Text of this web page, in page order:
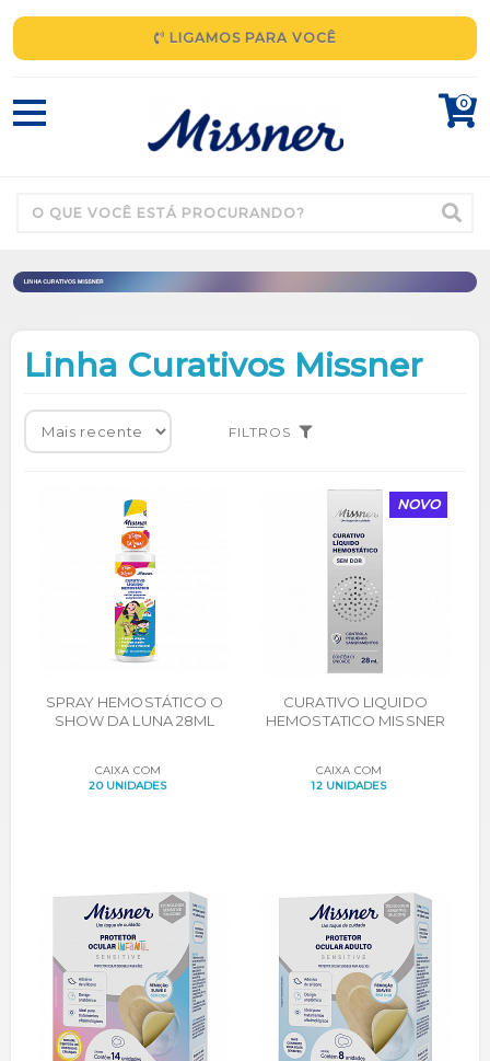
LIGAMOS PARA VOCÊ
0
Linha Curativos Missner
FILTROS
SPRAY HEMOSTÁTICO O
SHOW DA LUNA 28ML
CAIXA COM
20 UNIDADES
NOVO
CURATIVO LIQUIDO
HEMOSTATICO MISSNER
CAIXA COM
12 UNIDADES